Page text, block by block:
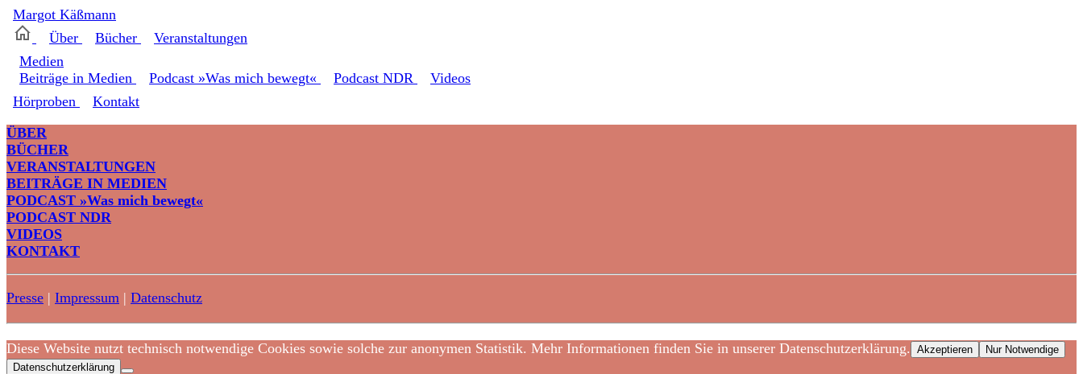
Margot Käßmann
Über
Bücher
Veranstaltungen
Medien
Beiträge in Medien
Podcast »Was mich bewegt« Podcast NDR
Videos
Hörproben
Kontakt
ÜBER
BÜCHER
VERANSTALTUNGEN
BEITRÄGE IN MEDIEN
PODCAST »Was mich bewegt«
PODCAST NDR
VIDEOS
KONTAKT
Presse | Impressum | Datenschutz
Diese Website nutzt technisch notwendige Cookies sowie solche zur anonymen Statistik. Mehr Informationen finden Sie in unserer Datenschutzerklärung. Akzeptieren
Nur Notwendige
Datenschutzerklärung